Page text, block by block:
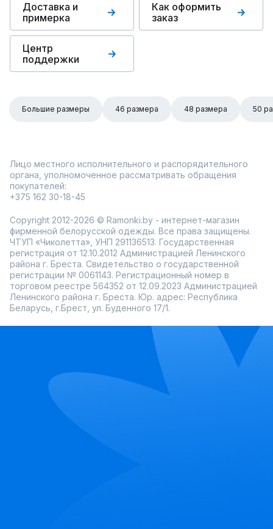
Доставка и
примерка
Как оформить
заказ
Центр
поддержки
Большие размеры 46 размера 48 размера 50
Лицо местного исполнительного и распорядительного
органа, уполномоченное рассматривать обращения
покупателей:
+375 162 30-18-45
Copyright 2012-2026 © Ramonki.by - интернет-магазин
фирменной белорусской одежды. Все права защищены.
ЧТУП «Чиколетта», УНП 291136513. Государственная
регистрация от 12.10.2012 Администрацией Ленинского
района г. Бреста. Свидетельство о государственной
регистрации № 0061143. Регистрационный номер в
торговом реестре 564352 от 12.09.2023 Администрацией
Ленинского района г. Бреста. Юр. адрес: Республика
Беларусь, г.Брест, ул. Буденного 17/1.